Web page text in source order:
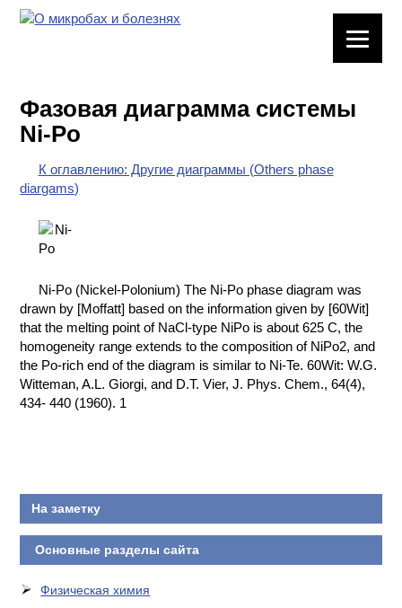
ХИМИЧЕСКАЯ
ПОСУДА
ВРЕДНЫЕ
ФАКТОРЫ
ХИМИЯ НА
ПРОИЗВОДСТВЕ
И ХИМИЧЕСКАЯ
ТЕХНОЛОГИЯ
Фазовая диаграмма системы
Ni-Po
К оглавлению: Другие диаграммы (Others phase
diargams)
Ni-Po (Nickel-Polonium) The Ni-Po phase diagram was
drawn by [Moffatt] based on the information given by [60Wit]
that the melting point of NaCl-type NiPo is about 625 C, the
homogeneity range extends to the composition of NiPo2, and
the Po-rich end of the diagram is similar to Ni-Te. 60Wit: W.G.
Witteman, A.L. Giorgi, and D.T. Vier, J. Phys. Chem., 64(4),
434- 440 (1960). 1
На заметку
Основные разделы сайта
Физическая химия